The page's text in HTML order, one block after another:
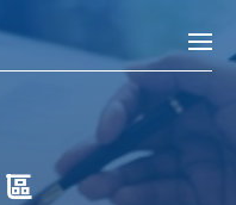
可貼現網